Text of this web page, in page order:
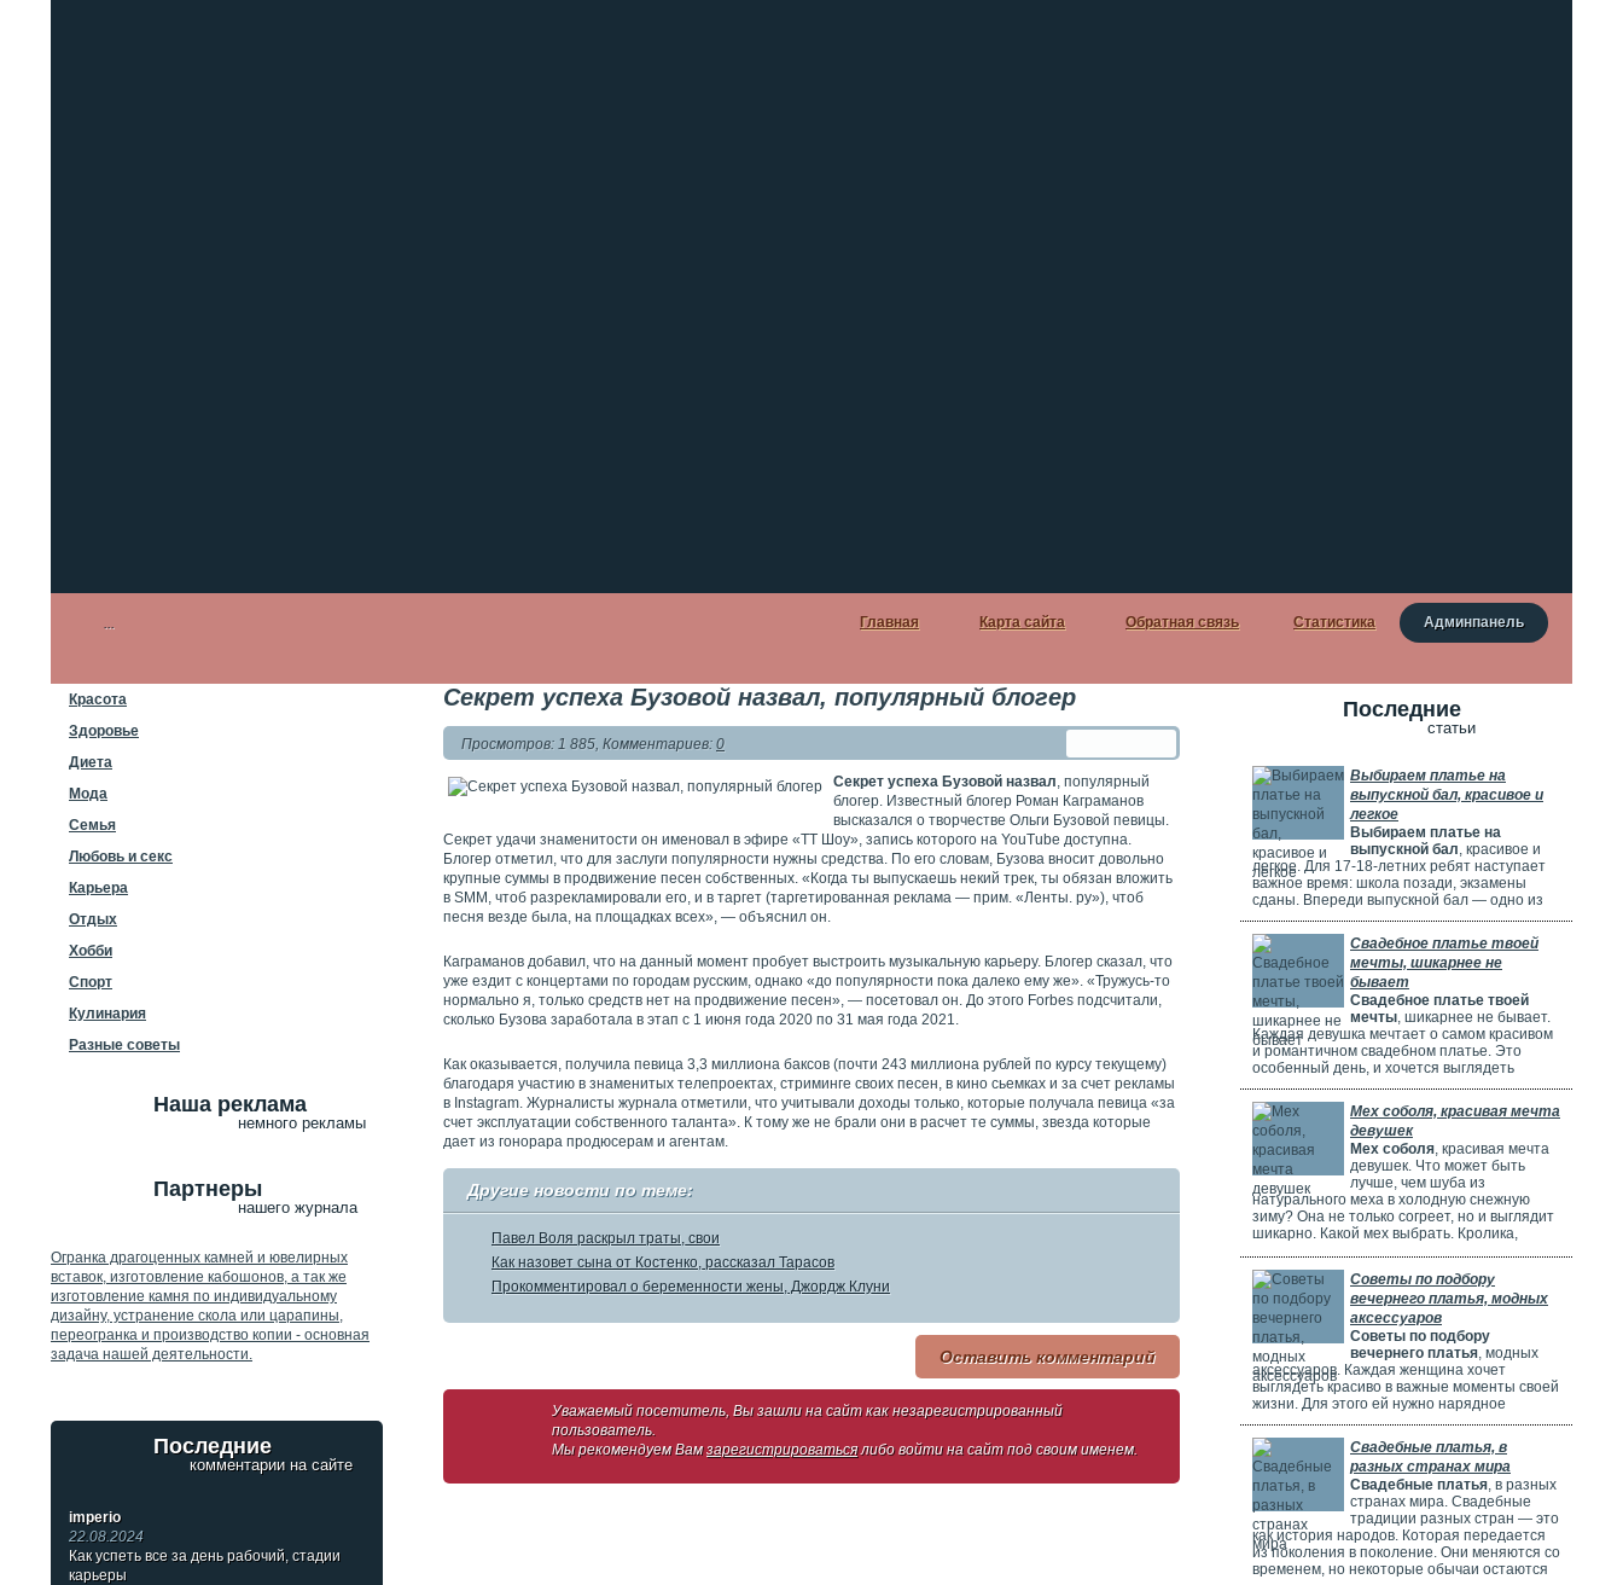
Админпанель
Статистика
Обратная связь
Карта сайта
Главная
Секрет успеха Бузовой назвал, популярный блогер
Просмотров: 1 885, Комментариев: 0
Секрет успеха Бузовой назвал, популярный
блогер. Известный блогер Роман Каграманов
высказался о творчестве Ольги Бузовой певицы.
Секрет удачи знаменитости он именовал в эфире «ТТ Шоу», запись которого на YouTube доступна.
Блогер отметил, что для заслуги популярности нужны средства. По его словам, Бузова вносит довольно
крупные суммы в продвижение песен собственных. «Когда ты выпускаешь некий трек, ты обязан вложить
в SMM, чтоб разрекламировали его, и в таргет (таргетированная реклама — прим. «Ленты. ру»), чтоб
песня везде была, на площадках всех», — объяснил он.
Каграманов добавил, что на данный момент пробует выстроить музыкальную карьеру. Блогер сказал, что
уже ездит с концертами по городам русским, однако «до популярности пока далеко ему же». «Тружусь-то
нормально я, только средств нет на продвижение песен», — посетовал он. До этого Forbes подсчитали,
сколько Бузова заработала в этап с 1 июня года 2020 по 31 мая года 2021.
Как оказывается, получила певица 3,3 миллиона баксов (почти 243 миллиона рублей по курсу текущему)
благодаря участию в знаменитых телепроектах, стриминге своих песен, в кино сьемках и за счет рекламы
в Instagram. Журналисты журнала отметили, что учитывали доходы только, которые получала певица «за
счет эксплуатации собственного таланта». К тому же не брали они в расчет те суммы, звезда которые
дает из гонорара продюсерам и агентам.
Другие новости по теме:
Павел Воля раскрыл траты, свои
Как назовет сына от Костенко, рассказал Тарасов
Прокомментировал о беременности жены, Джордж Клуни
Оставить комментарий
Уважаемый посетитель, Вы зашли на сайт как незарегистрированный
пользователь.
Мы рекомендуем Вамзарегистрироватьсялибо войти на сайт под своим именем.
Красота
Здоровье
Диета
Мода
Семья
Любовь и секс
Карьера
Отдых
Хобби
Спорт
Кулинария
Разные советы
Наша реклама
немного рекламы
Партнеры
нашего журнала
Огранка драгоценных камней и ювелирных
вставок, изготовление кабошонов, а так же
изготовление камня по индивидуальному
дизайну, устранение скола или царапины,
переогранка и производство копии - основная
задача нашей деятельности.
Последние
комментарии на сайте
imperio
22.08.2024
Как успеть все за день рабочий, стадии
карьеры
Последние
статьи
Выбираем платье на
выпускной бал, красивое и
легкое
Выбираем платье на
выпускной бал, красивое и
легкое. Для 17-18-летних ребят наступает
важное время: школа позади, экзамены
сданы. Впереди выпускной бал — одно из
самых красивых и радостных событий.
Особенно тщательно готовятся девушки.
Они заранее думают о наряде, прическе,
макияже и аксессуарах. Выпускной бал
можно сравнить с конкурсом красоты. Где
девушки соревнуются, кто лучше выглядит.
Свадебное платье твоей
мечты, шикарнее не
бывает
Свадебное платье твоей
мечты, шикарнее не бывает.
Каждая девушка мечтает о самом красивом
и романтичном свадебном платье. Это
особенный день, и хочется выглядеть
потрясающе! Но выбрать идеальное платье
может быть непросто. Раньше девушки
ходили по магазинам, смотрели каталоги и
искали платье в интернете. Сейчас это
проще благодаря онлайн-каталогам. Там
можно найти много красивых нарядов от
разных дизайнеров.
Мех соболя, красивая мечта
девушек
Мех соболя, красивая мечта
девушек. Что может быть
лучше, чем шуба из
натурального меха в холодную снежную
зиму? Она не только согреет, но и выглядит
шикарно. Какой мех выбрать. Кролика,
женщины чаще всего выбирают шубы из
соболя. Они красивые, дорогие и выглядят
очень элегантно. Соболя называют
"Королем всех мехов". Это значит, что он
самый шикарный и роскошный.
Советы по подбору
вечернего платья, модных
аксессуаров
Советы по подбору
вечернего платья, модных
аксессуаров. Каждая женщина хочет
выглядеть красиво в важные моменты своей
жизни. Для этого ей нужно нарядное
платье. В Москве огромный выбор таких
платьев. Вечерние платья в Москве очень
популярны. Потому что в городе много
театров, клубов и других мест. Где можно
повеселиться или встретиться с друзьями.
Также часто проходят праздничные
мероприятия, на которых нужно выглядеть
элегантно.
Свадебные платья, в
разных странах мира
Свадебные платья, в разных
странах мира. Свадебные
традиции разных стран — это
как история народов. Которая передается
из поколения в поколение. Они меняются со
временем, но некоторые обычаи остаются